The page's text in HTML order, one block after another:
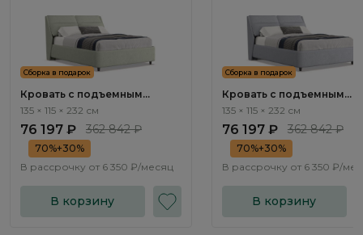
Сборка в подарок
Кровать с подъемным
механизмом Тэвин / Tewin
135 × 115 × 232 см
76 197 ₽ 362 842 ₽
70%+30%
В рассрочку от 6 350 ₽/месяц
В корзину
Сборка в подарок
Кровать с подъемным
механизмом Тэвин /
135 × 115 × 232 см
76 197 ₽ 362 842 ₽
70%+30%
В рассрочку от 6 350 ₽/
В корзину